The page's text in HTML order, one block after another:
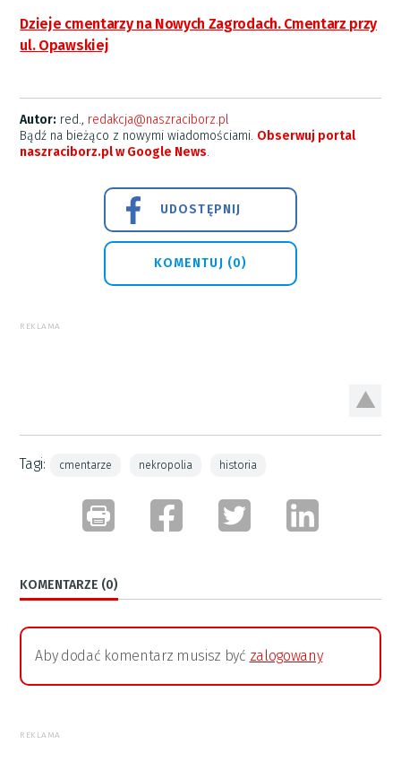
Dzieje cmentarzy na Nowych Zagrodach. Cmentarz przy
ul. Opawskiej
Autor: red., redakcja@naszraciborz.pl
Bądź na bieżąco z nowymi wiadomościami. Obserwuj portal
naszraciborz.pl w Google News.
UDOSTĘPNIJ
KOMENTUJ (0)
REKLAMA
Tagi: cmentarze nekropolia historia
KOMENTARZE (0)
Aby dodać komentarz musisz być zalogowany
REKLAMA